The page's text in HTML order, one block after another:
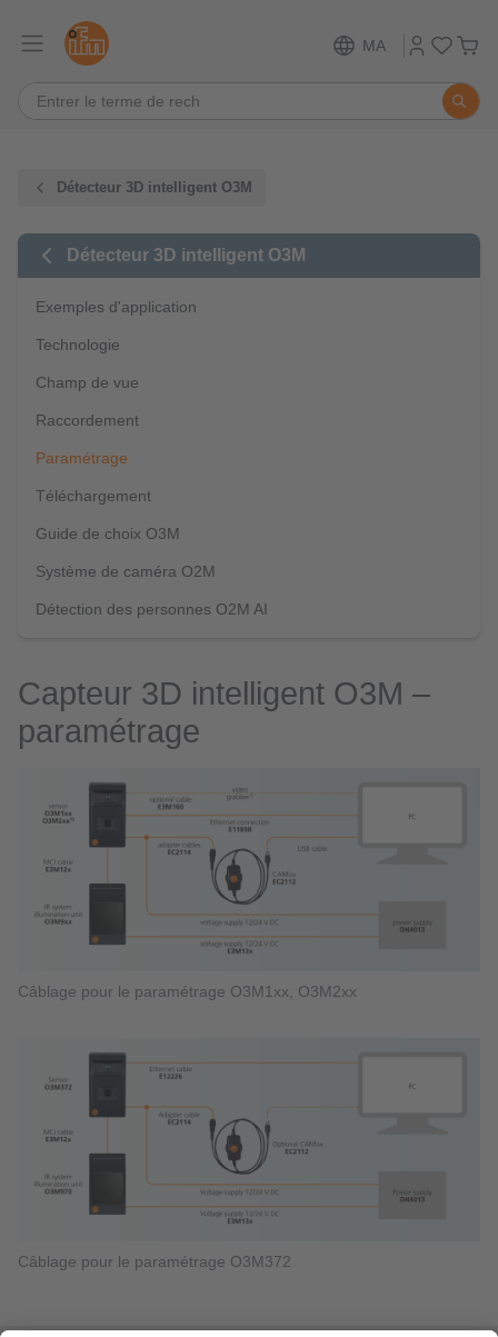
MA
Détecteur 3D intelligent O3M
Détecteur 3D intelligent O3M
Exemples d'application
Technologie
Champ de vue
Raccordement
Paramétrage
Téléchargement
Guide de choix O3M
Système de caméra O2M
Détection des personnes O2M AI
Capteur 3D intelligent O3M –
paramétrage
Câblage pour le paramétrage O3M1xx, O3M2xx
Câblage pour le paramétrage O3M372